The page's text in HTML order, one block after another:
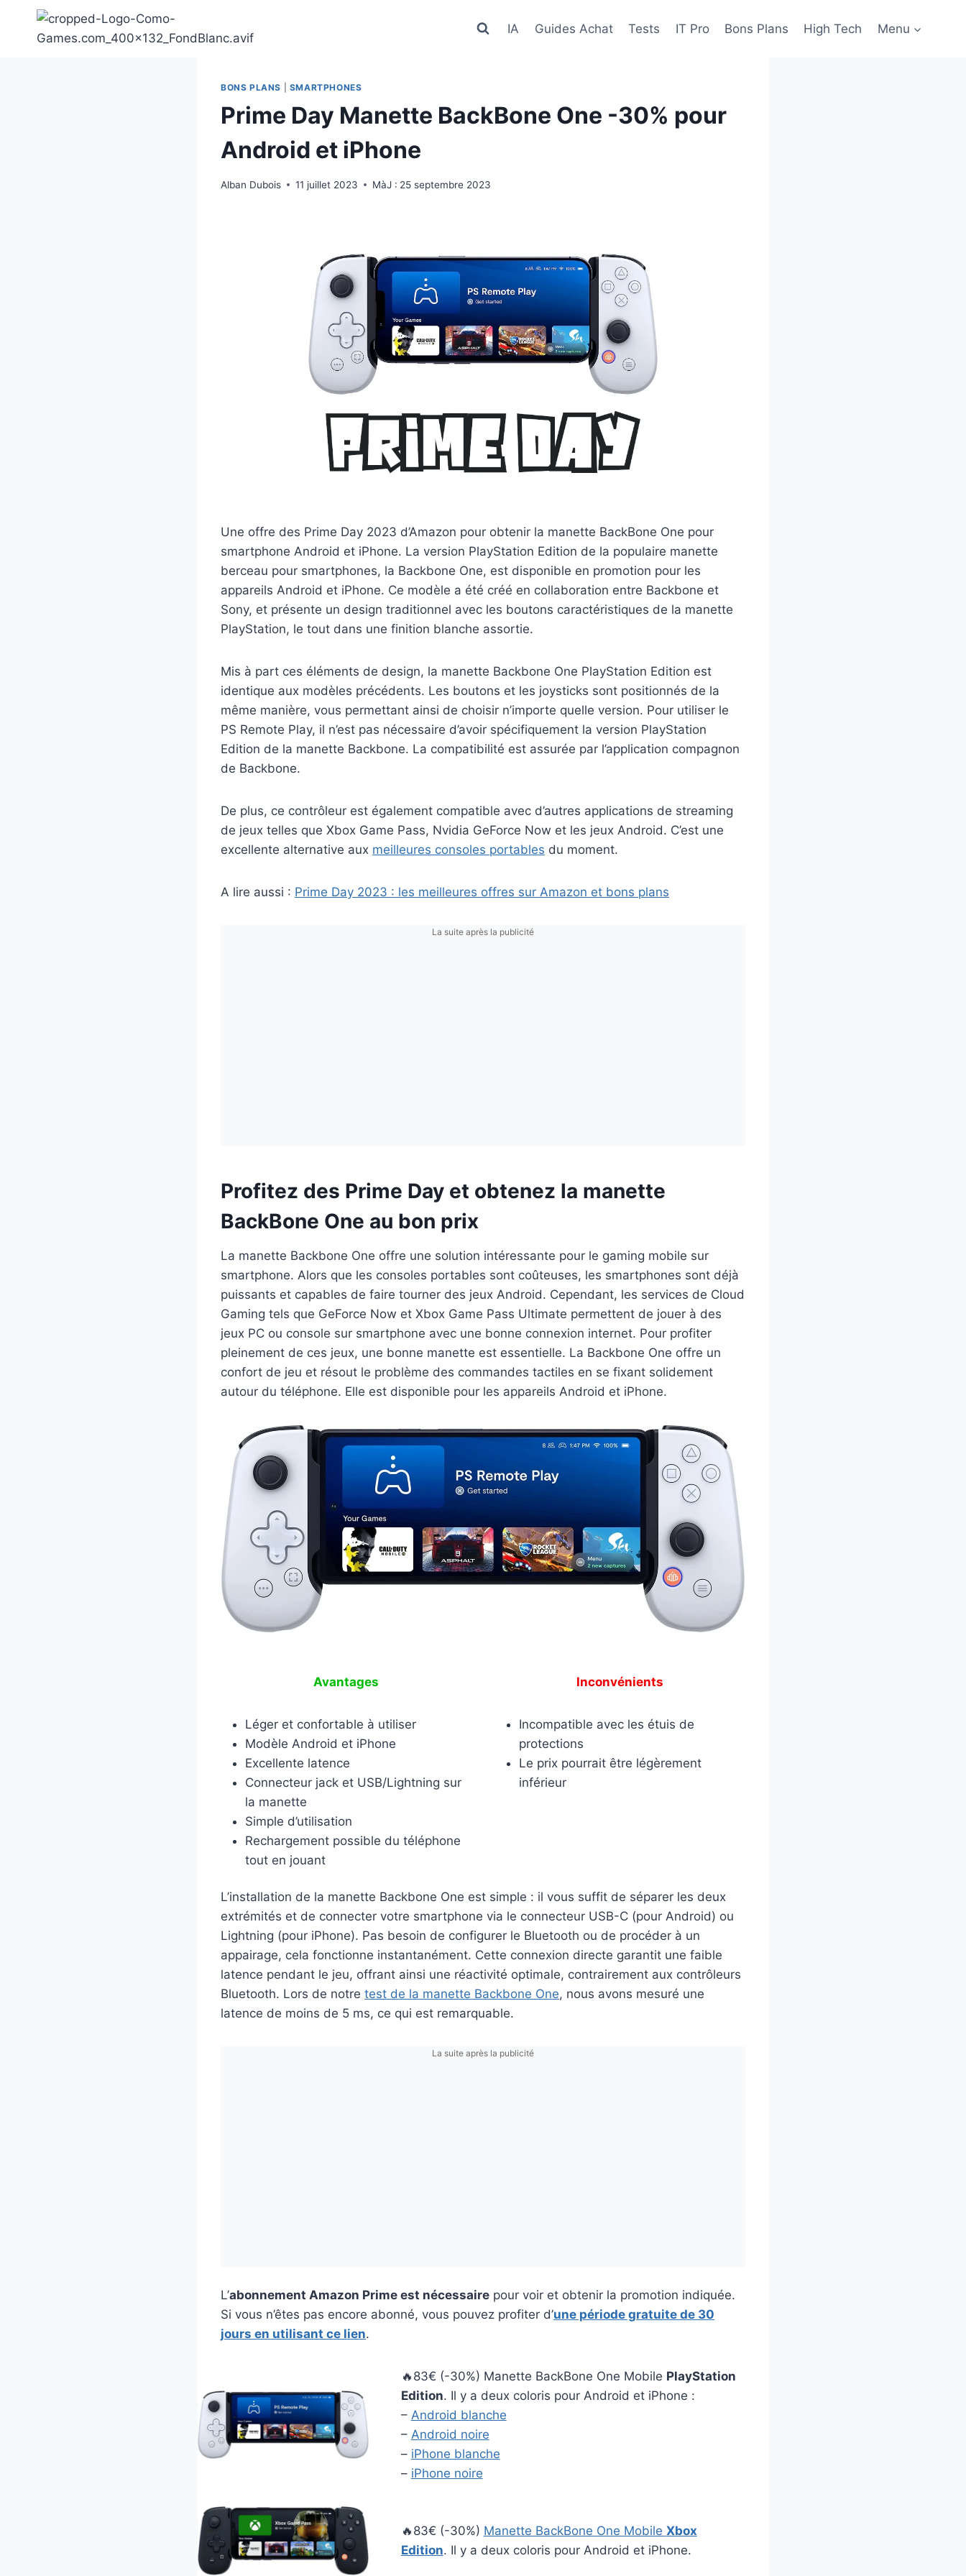
contenu
IA Guides Achat Tests IT Pro Bons Plans High Tech Menu
BONS PLANS SMARTPHONES
Prime Day Manette BackBone One -30% pour
Android et iPhone
Alban Dubois 11 juillet 2023 MàJ : 25 septembre 2023
Une offre des Prime Day 2023 d’Amazon pour obtenir la manette BackBone One pour
smartphone Android et iPhone. La version PlayStation Edition de la populaire manette
berceau pour smartphones, la Backbone One, est disponible en promotion pour les
appareils Android et iPhone. Ce modèle a été créé en collaboration entre Backbone et
Sony, et présente un design traditionnel avec les boutons caractéristiques de la manette
PlayStation, le tout dans une finition blanche assortie.
Mis à part ces éléments de design, la manette Backbone One PlayStation Edition est
identique aux modèles précédents. Les boutons et les joysticks sont positionnés de la
même manière, vous permettant ainsi de choisir n’importe quelle version. Pour utiliser le
PS Remote Play, il n’est pas nécessaire d’avoir spécifiquement la version PlayStation
Edition de la manette Backbone. La compatibilité est assurée par l’application compagnon
de Backbone.
De plus, ce contrôleur est également compatible avec d’autres applications de streaming
de jeux telles que Xbox Game Pass, Nvidia GeForce Now et les jeux Android. C’est une
excellente alternative aux meilleures consoles portables du moment.
A lire aussi : Prime Day 2023 : les meilleures offres sur Amazon et bons plans
La suite après la publicité
Profitez des Prime Day et obtenez la manette
BackBone One au bon prix
La manette Backbone One offre une solution intéressante pour le gaming mobile sur
smartphone. Alors que les consoles portables sont coûteuses, les smartphones sont déjà
puissants et capables de faire tourner des jeux Android. Cependant, les services de Cloud
Gaming tels que GeForce Now et Xbox Game Pass Ultimate permettent de jouer à des
jeux PC ou console sur smartphone avec une bonne connexion internet. Pour profiter
pleinement de ces jeux, une bonne manette est essentielle. La Backbone One offre un
confort de jeu et résout le problème des commandes tactiles en se fixant solidement
autour du téléphone. Elle est disponible pour les appareils Android et iPhone.
Avantages
Léger et confortable à utiliser
Modèle Android et iPhone
Excellente latence
Connecteur jack et USB/Lightning sur
la manette
Simple d’utilisation
Rechargement possible du téléphone
tout en jouant
Inconvénients
Incompatible avec les étuis de
protections
Le prix pourrait être légèrement
inférieur
L’installation de la manette Backbone One est simple : il vous suffit de séparer les deux
extrémités et de connecter votre smartphone via le connecteur USB-C (pour Android) ou
Lightning (pour iPhone). Pas besoin de configurer le Bluetooth ou de procéder à un
appairage, cela fonctionne instantanément. Cette connexion directe garantit une faible
latence pendant le jeu, offrant ainsi une réactivité optimale, contrairement aux contrôleurs
Bluetooth. Lors de notre test de la manette Backbone One, nous avons mesuré une
latence de moins de 5 ms, ce qui est remarquable.
La suite après la publicité
L’abonnement Amazon Prime est nécessaire pour voir et obtenir la promotion indiquée.
Si vous n’êtes pas encore abonné, vous pouvez profiter d’une période gratuite de 30
jours en utilisant ce lien.
🔥83€ (-30%) Manette BackBone One Mobile PlayStation
Edition. Il y a deux coloris pour Android et iPhone :
– Android blanche
– Android noire
– iPhone blanche
– iPhone noire
🔥83€ (-30%) Manette BackBone One Mobile Xbox
Edition. Il y a deux coloris pour Android et iPhone.